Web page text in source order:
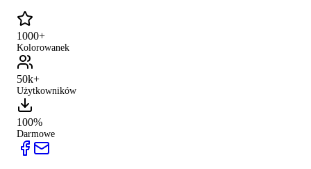
1000+
Kolorowanek
50k+
Użytkowników
100%
Darmowe